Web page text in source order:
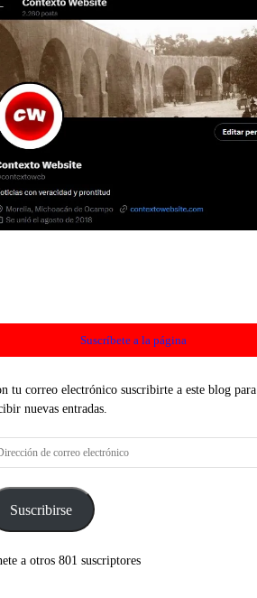
Suscríbete a la página
tu correo electrónico suscribirte a este blog para
nuevas entradas.
Suscribirse
a otros 801 suscriptores